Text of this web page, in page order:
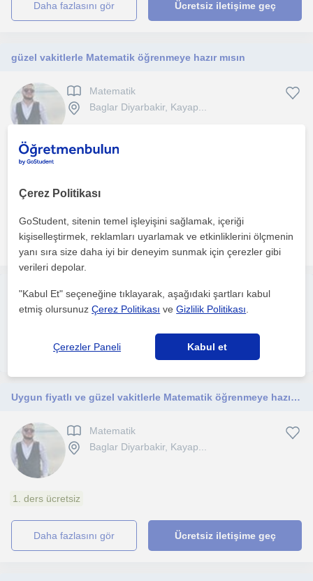
daha fazlasını gör Ücretsiz iletişime geç
güzel vakitlerle Matematik öğrenmeye hazır mısın
Matematik
Baglar Diyarbakir, Kayap...
Matematik, hayatın her alanında karşımıza çıkan en temel ve
1. ders ücretsiz
daha fazlasını gör Ücretsiz iletişime geç
Ücretsiz ilan ver
Ücretsiz bir ilan ver ve öğretmenlerin seninle iletişime geçmesini
İlanını yayınla
Uygun fiyatlı ve güzel vakitlerle Matematik öğrenmeye hazır mısın
Matematik
Baglar Diyarbakir, Kayap...
1. ders ücretsiz
daha fazlasını gör Ücretsiz iletişime geç
Çerez Politikası
GoStudent, sitenin temel işleyişini sağlamak, içeriği
kişiselleştirmek, reklamları uyarlamak ve etkinliklerini ölçmenin
yanı sıra size daha iyi bir deneyim sunmak için çerezler gibi
verileri depolar.
"Kabul Et" seçeneğine tıklayarak, aşağıdaki şartları kabul
etmiş olursunuzÇerez Politikası veGizlilik Politikası
Çerezler Paneli Kabul et